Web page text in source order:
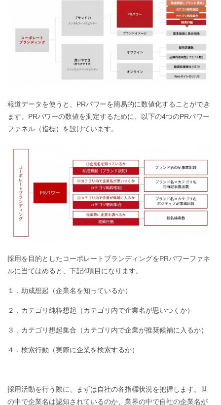
報道データを使うと、PRパワーを簡易的に数値化することができ
ます。PRパワーの数値を測定するために、以下の4つのPRパワー
ファネル（指標）を設けています。
採用を目的としたコーポレートブランディングをPRパワーファネ
ルに当てはめると、下記4項目になります。
１．助成想起（企業名を知っているか）
２．カテゴリ純粋想起（カテゴリ内で企業名が思いつくか）
３．カテゴリ想起集合（カテゴリ内で企業が推奨候補に入るか）
４．検索行動（実際に企業を検索するか）
採用活動を行う際に、まずは自社の各指標状況を把握します。世
の中で企業名は認知されているのか、業界の中で自社の企業名が